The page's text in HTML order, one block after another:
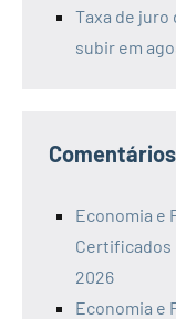
Taxa de
subir em
Economia e
Certificados
2026
Economia e